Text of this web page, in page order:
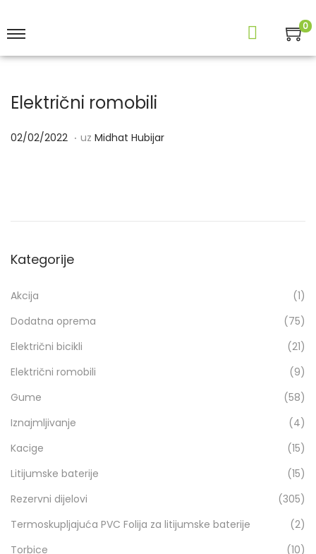
0
Električni romobili
P
l
e
02/02/2022 0
2
. uz Midhat Hubijar
Kategorije
Akcija
(1)
Dodatna oprema
(75)
Električni bicikli
(21)
Električni romobili
(9)
Gume
(58)
Iznajmljivanje
(4)
Kacige
(15)
Litijumske baterije
(15)
Rezervni dijelovi
(305)
Termoskupljajuća PVC Folija za litijumske baterije
(2)
Torbice
(10)